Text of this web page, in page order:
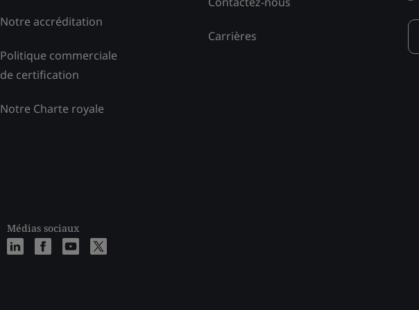
Notre accréditation
Politique commerciale
de certification
Notre Charte royale
Médias sociaux
Carrières